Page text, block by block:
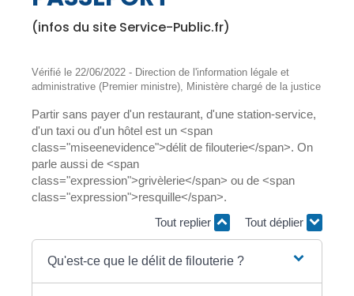
(infos du site Service-Public.fr)
Vérifié le 22/06/2022 - Direction de l'information légale et
administrative (Premier ministre), Ministère chargé de la justice
Partir sans payer d'un restaurant, d'une station-service,
d'un taxi ou d'un hôtel est un <span
class="miseenevidence">délit de filouterie</span>. On
parle aussi de <span
class="expression">grivèlerie</span> ou de <span
class="expression">resquille</span>.
Tout replier
Tout déplier
Qu'est-ce que le délit de filouterie ?